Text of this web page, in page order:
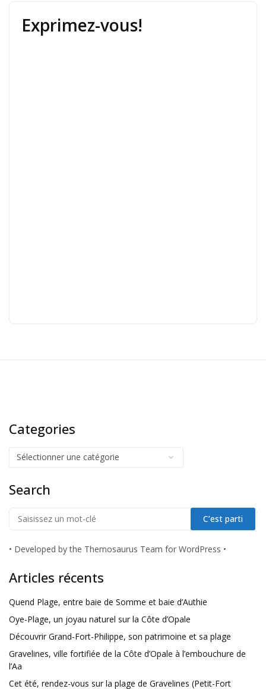
Exprimez-vous!
Categories
Search
• Developed by the Themosaurus Team for WordPress •
Articles récents
Quend Plage, entre baie de Somme et baie d’Authie
Oye-Plage, un joyau naturel sur la Côte d’Opale
Découvrir Grand-Fort-Philippe, son patrimoine et sa plage
Gravelines, ville fortifiée de la Côte d’Opale à l’embouchure de
l’Aa
Cet été, rendez-vous sur la plage de Gravelines (Petit-Fort